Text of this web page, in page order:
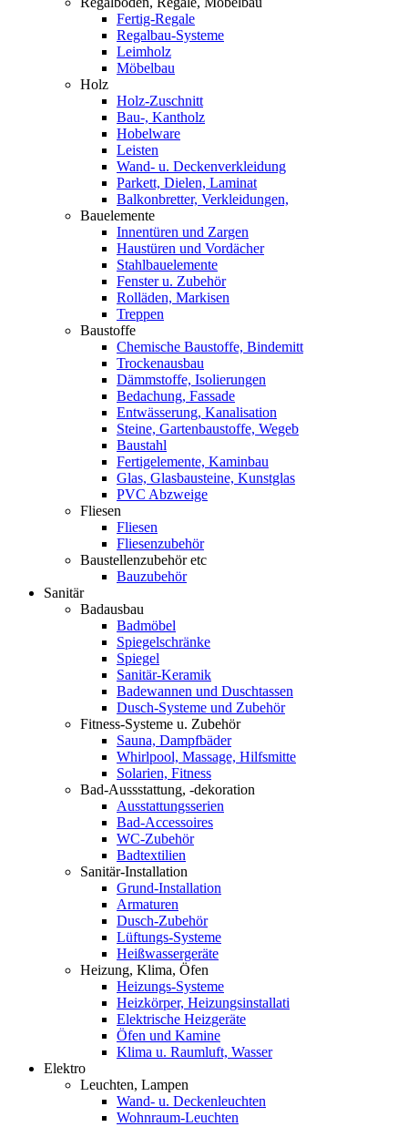
Fertig-Regale
Regalbau-Systeme
Leimholz
Möbelbau
Holz
Holz-Zuschnitt
Bau-, Kantholz
Hobelware
Leisten
Wand- u. Deckenverkleidung
Parkett, Dielen, Laminat
Balkonbretter, Verkleidungen,
Bauelemente
Innentüren und Zargen
Haustüren und Vordächer
Stahlbauelemente
Fenster u. Zubehör
Rolläden, Markisen
Treppen
Baustoffe
Chemische Baustoffe, Bindemitt
Trockenausbau
Dämmstoffe, Isolierungen
Bedachung, Fassade
Entwässerung, Kanalisation
Steine, Gartenbaustoffe, Wegeb
Baustahl
Fertigelemente, Kaminbau
Glas, Glasbausteine, Kunstglas
PVC Abzweige
Fliesen
Fliesen
Fliesenzubehör
Baustellenzubehör etc
Bauzubehör
Sanitär
Badausbau
Badmöbel
Spiegelschränke
Spiegel
Sanitär-Keramik
Badewannen und Duschtassen
Dusch-Systeme und Zubehör
Fitness-Systeme u. Zubehör
Sauna, Dampfbäder
Whirlpool, Massage, Hilfsmitte
Solarien, Fitness
Bad-Aussstattung, -dekoration
Ausstattungsserien
Bad-Accessoires
WC-Zubehör
Badtextilien
Sanitär-Installation
Grund-Installation
Armaturen
Dusch-Zubehör
Lüftungs-Systeme
Heißwassergeräte
Heizung, Klima, Öfen
Heizungs-Systeme
Heizkörper, Heizungsinstallati
Elektrische Heizgeräte
Öfen und Kamine
Klima u. Raumluft, Wasser
Elektro
Leuchten, Lampen
Wand- u. Deckenleuchten
Wohnraum-Leuchten